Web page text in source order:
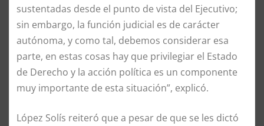
sustentadas desde el punto de vista del Ejecutivo;
sin embargo, la función judicial es de carácter
autónoma, y como tal, debemos considerar esa
parte, en estas cosas hay que privilegiar el Estado
de Derecho y la acción política es un componente
muy importante de esta situación”, explicó.
López Solís reiteró que a pesar de que se les dictó